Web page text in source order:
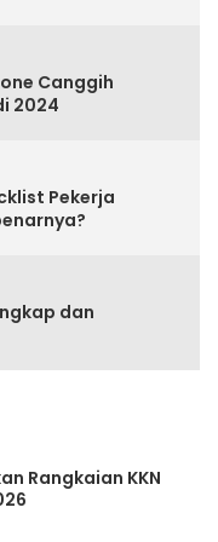
Canggih
2024
Pekerja
dan
Rangkaian KKN